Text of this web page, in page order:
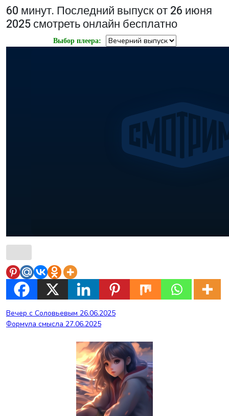
60 минут. Последний выпуск от 26 июня
2025 смотреть онлайн бесплатно
Выбор плеера:
Навигация
по
Вечер с Соловьевым 26.06.2025
Формула смысла 27.06.2025